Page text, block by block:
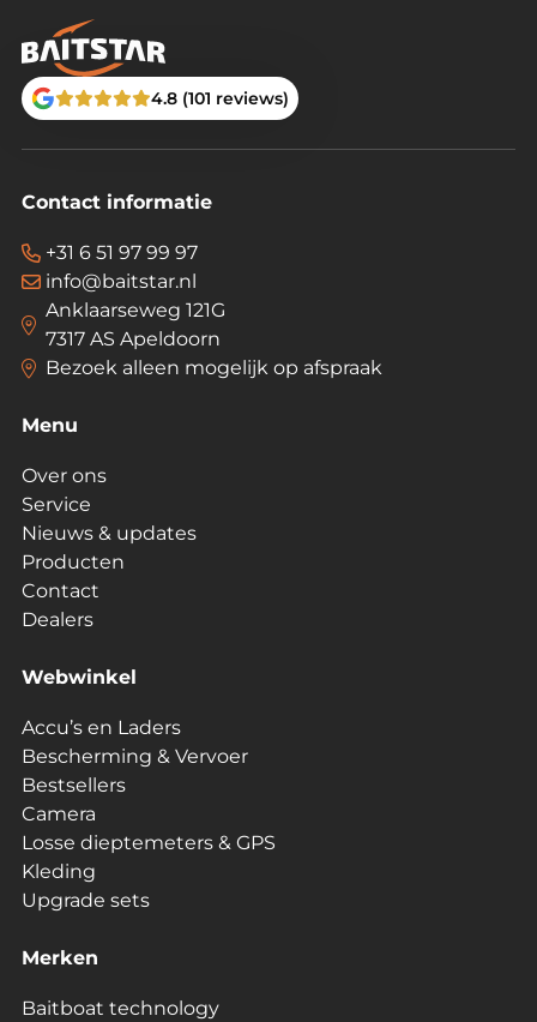
4.8 (101 reviews)
Contact informatie
+31 6 51 97 99 97
info@baitstar.nl
Anklaarseweg 121G
7317 AS Apeldoorn
Bezoek alleen mogelijk op afspraak
Menu
Over ons
Service
Nieuws & updates
Producten
Contact
Dealers
Webwinkel
Accu’s en Laders
Bescherming & Vervoer
Bestsellers
Camera
Losse dieptemeters & GPS
Kleding
Upgrade sets
Merken
Baitboat technology